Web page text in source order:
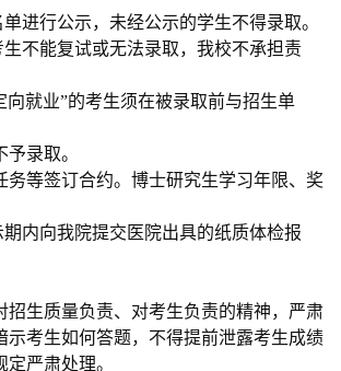
进行公示， 未经公示的学生不得录取。
不能复试或无法录取，我校不承担责
向就业”的考生须在被录取前与招生单
录取。
等签订合约。博士研究生学习年限、奖
内向我院提交医院出具的纸质体检报
招生质量负责、对考生负责的精神，严肃
考生如何答题，不得提前泄露考生成绩
严肃处理。